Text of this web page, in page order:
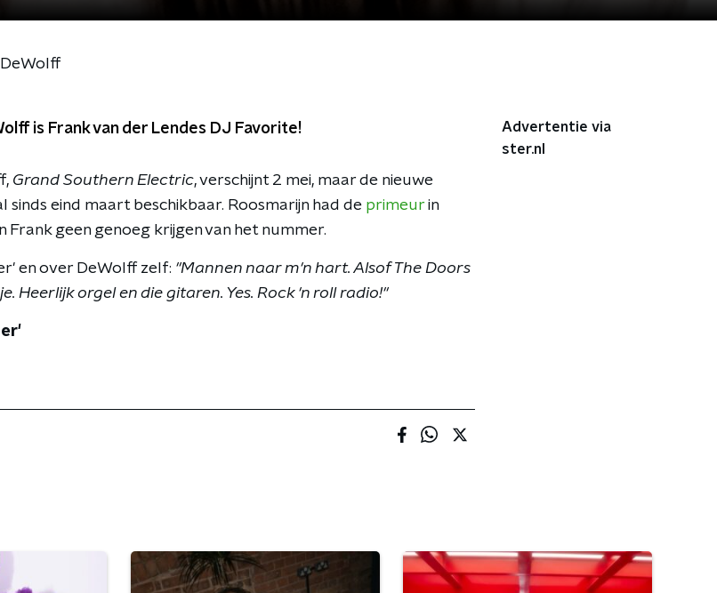
is Frank van der Lendes DJ Favorite!
Grand Southern Electric, verschijnt 2 mei, maar de nieuwe
eind maart beschikbaar. Roosmarijn had de primeur in
Frank geen genoeg krijgen van het nummer.
en over DeWolff zelf: "Mannen naar m'n hart. Alsof The Doors
Heerlijk orgel en die gitaren. Yes. Rock 'n roll radio!"
Advertentie via
ster.nl